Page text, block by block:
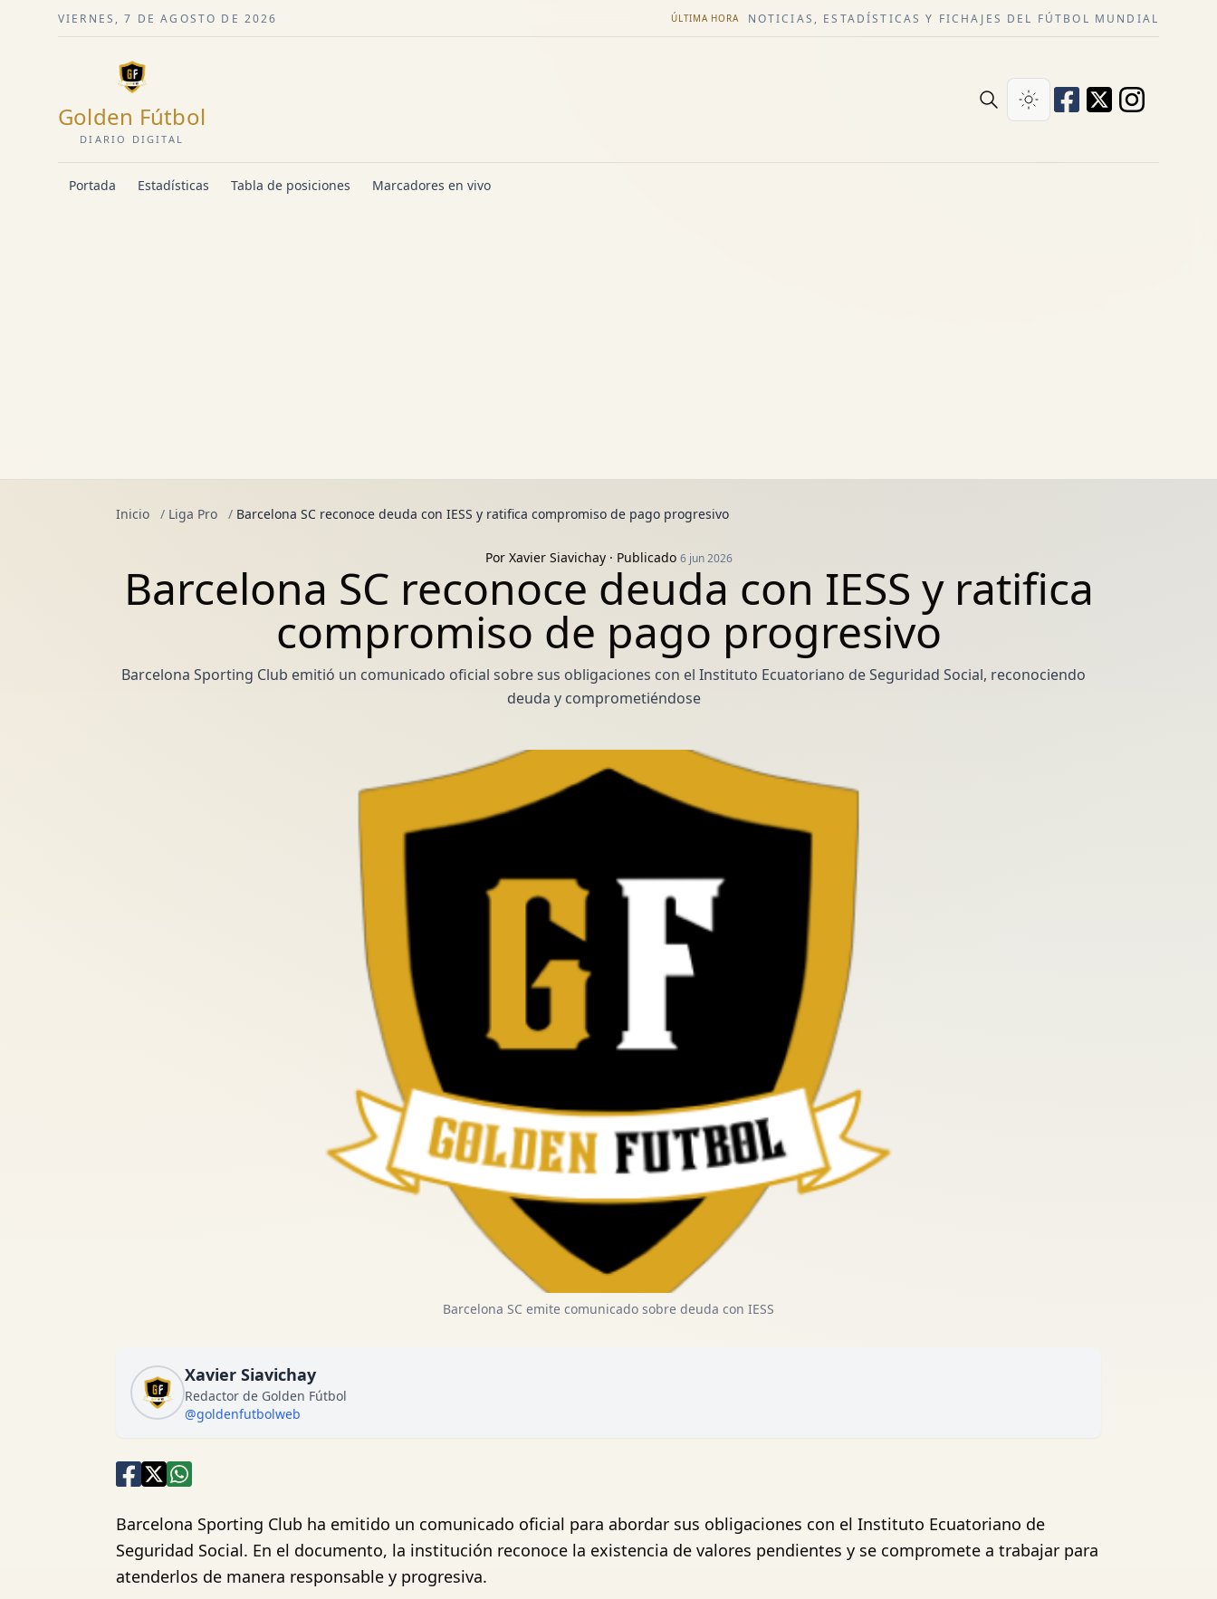
VIERNES, 7 DE AGOSTO DE 2026 ÚLTIMA HORA NOTICIAS, ESTADÍSTICAS Y FICHAJES DEL FÚTBOL MUNDIAL
Golden Fútbol
DIARIO DIGITAL
Portada Estadísticas Tabla de posiciones Marcadores en vivo
Inicio / Liga Pro / Barcelona SC reconoce deuda con IESS y ratifica compromiso de pago progresivo
Por Xavier Siavichay· Publicado 6 jun 2026
Barcelona SC reconoce deuda con IESS y ratifica
compromiso de pago progresivo
Barcelona Sporting Club emitió un comunicado oficial sobre sus obligaciones con el Instituto Ecuatoriano de Seguridad Social, reconociendo
deuda y comprometiéndose
Barcelona SC emite comunicado sobre deuda con IESS
Xavier Siavichay
Redactor de Golden Fútbol
@goldenfutbolweb
Barcelona Sporting Club ha emitido un comunicado oficial para abordar sus obligaciones con el Instituto Ecuatoriano de
Seguridad Social. En el documento, la institución reconoce la existencia de valores pendientes y se compromete a trabajar para
atenderlos de manera responsable y progresiva.